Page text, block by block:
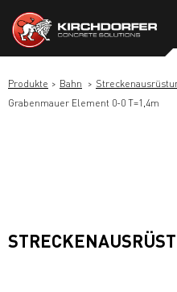
Inhalt
springen
Produkte Bahn
Grabenmauer Element 0-0 T=1,4m